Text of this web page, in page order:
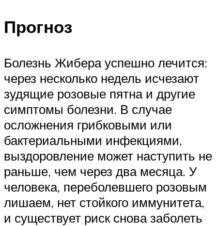
Прогноз
Болезнь Жибера успешно лечится:
через несколько недель исчезают
зудящие розовые пятна и другие
симптомы болезни. В случае
осложнения грибковыми или
бактериальными инфекциями,
выздоровление может наступить не
раньше, чем через два месяца. У
человека, переболевшего розовым
лишаем, нет стойкого иммунитета,
и существует риск снова заболеть